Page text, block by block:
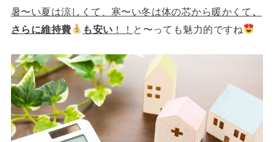
暑〜い夏は涼しくて、寒〜い冬は体の芯から暖かくて 、
さらに維持費
も安い ！！ と〜っても魅力的ですね